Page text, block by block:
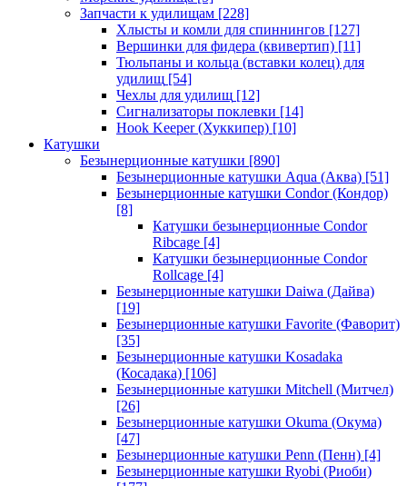
Запчасти к удилищам [228]
Хлысты и комли для спиннингов [127]
Вершинки для фидера (квивертип) [11]
Тюльпаны и кольца (вставки колец) для
удилищ [54]
Чехлы для удилищ [12]
Сигнализаторы поклевки [14]
Hook Keeper (Хуккипер) [10]
Катушки
Безынерционные катушки [890]
Безынерционные катушки Aqua (Аква) [51]
Безынерционные катушки Condor (Кондор)
[8]
Катушки безынерционные Condor
Ribcage [4]
Катушки безынерционные Condor
Rollcage [4]
Безынерционные катушки Daiwa (Дайва)
[19]
Безынерционные катушки Favorite (Фаворит)
[35]
Безынерционные катушки Kosadaka
(Косадака) [106]
Безынерционные катушки Mitchell (Митчел)
[26]
Безынерционные катушки Okuma (Окума)
[47]
Безынерционные катушки Penn (Пенн) [4]
Безынерционные катушки Ryobi (Риоби)